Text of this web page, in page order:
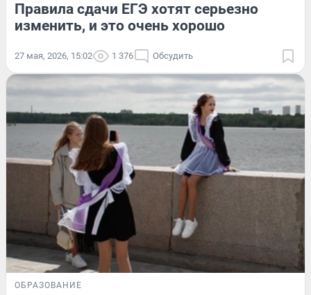
Правила сдачи ЕГЭ хотят серьезно
изменить, и это очень хорошо
27 мая, 2026, 15:02 1 376 Обсудить
ОБРАЗОВАНИЕ